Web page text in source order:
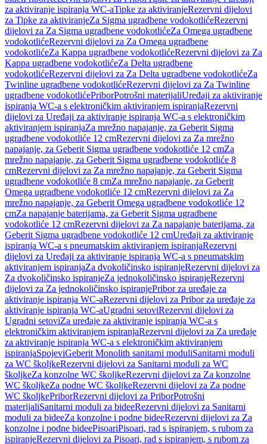
za aktiviranje ispiranja WC-aTipke za aktiviranjeRezervni dijelovi
za Tipke za aktiviranjeZa Sigma ugradbene vodokotlićeRezervni
dijelovi za Za Sigma ugradbene vodokotlićeZa Omega ugradbene
vodokotlićeRezervni dijelovi za Za Omega ugradbene
vodokotlićeZa Kappa ugradbene vodokotlićeRezervni dijelovi za Za
Kappa ugradbene vodokotlićeZa Delta ugradbene
vodokotlićeRezervni dijelovi za Za Delta ugradbene vodokotlićeZa
Twinline ugradbene vodokotlićeRezervni dijelovi za Za Twinline
ugradbene vodokotlićePriborPotrošni materijaliUređaji za aktiviranje
ispiranja WC-a s elektroničkim aktiviranjem ispiranjaRezervni
dijelovi za Uređaji za aktiviranje ispiranja WC-a s elektroničkim
aktiviranjem ispiranjaZa mrežno napajanje, za Geberit Sigma
ugradbene vodokotliće 12 cmRezervni dijelovi za Za mrežno
napajanje, za Geberit Sigma ugradbene vodokotliće 12 cmZa
mrežno napajanje, za Geberit Sigma ugradbene vodokotliće 8
cmRezervni dijelovi za Za mrežno napajanje, za Geberit Sigma
ugradbene vodokotliće 8 cmZa mrežno napajanje, za Geberit
Omega ugradbene vodokotliće 12 cmRezervni dijelovi za Za
mrežno napajanje, za Geberit Omega ugradbene vodokotliće 12
cmZa napajanje baterijama, za Geberit Sigma ugradbene
vodokotliće 12 cmRezervni dijelovi za Za napajanje baterijama, za
Geberit Sigma ugradbene vodokotliće 12 cmUređaji za aktiviranje
ispiranja WC-a s pneumatskim aktiviranjem ispiranjaRezervni
dijelovi za Uređaji za aktiviranje ispiranja WC-a s pneumatskim
aktiviranjem ispiranjaZa dvokoličinsko ispiranjeRezervni dijelovi za
Za dvokoličinsko ispiranjeZa jednokoličinsko ispiranjeRezervni
dijelovi za Za jednokoličinsko ispiranjePribor za uređaje za
aktiviranje ispiranja WC-aRezervni dijelovi za Pribor za uređaje za
aktiviranje ispiranja WC-aUgradni setoviRezervni dijelovi za
Ugradni setoviZa uređaje za aktiviranje ispiranja WC-a s
elektroničkim aktiviranjem ispiranjaRezervni dijelovi za Za uređaje
za aktiviranje ispiranja WC-a s elektroničkim aktiviranjem
ispiranjaSpojeviGeberit Monolith sanitarni moduliSanitarni moduli
za WC školjkeRezervni dijelovi za Sanitarni moduli za WC
školjkeZa konzolne WC školjkeRezervni dijelovi za Za konzolne
WC školjkeZa podne WC školjkeRezervni dijelovi za Za podne
WC školjkePriborRezervni dijelovi za PriborPotrošni
materijaliSanitarni moduli za bideeRezervni dijelovi za Sanitarni
moduli za bideeZa konzolne i podne bideeRezervni dijelovi za Za
konzolne i podne bideePisoariPisoari, rad s ispiranjem, s rubom za
ispiranjeRezervni dijelovi za Pisoari, rad s ispiranjem, s rubom za